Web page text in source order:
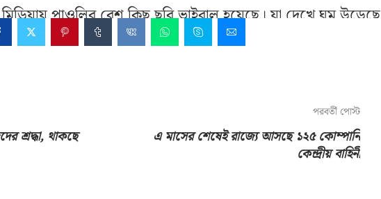
পাওলির বেশ কিছু ছবি ভাইরাল হয়েছে। যা দেখে ঘুম উড়েছে
শ্রদ্ধা, থাকছে
পরবর্তী পোস্ট
এ মাসের শেষেই রাজ্যে আসছে ১২৫ কোম্পানি
কেন্দ্রীয় বাহিনী